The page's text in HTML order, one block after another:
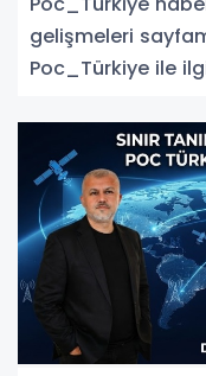
gelişmeleri
Poc_Türkiye ile